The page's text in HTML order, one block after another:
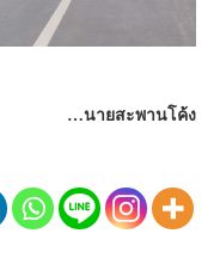
…นายสะพานโค้ง